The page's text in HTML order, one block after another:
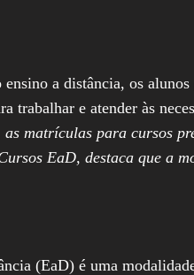
a distância, os
trabalhar e atender às
as matrículas para cursos
EaD, destaca que a
(EaD) é uma